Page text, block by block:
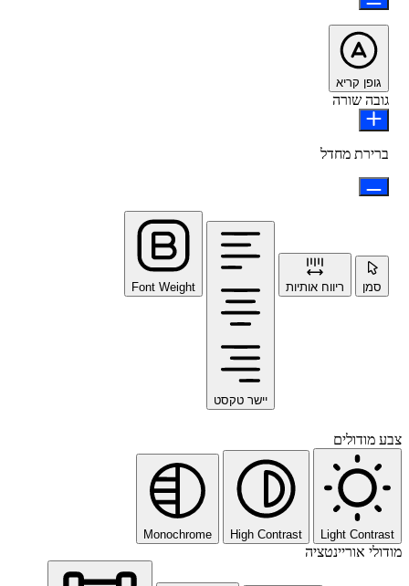
גופן קריא
גובה שורה
ברירת מחדל
סמן ריווח אותיות
יישר טקסט
Font Weight
צבע מודולים
Light Contrast
High Contrast
Monochrome
מודולי אוריינטציה